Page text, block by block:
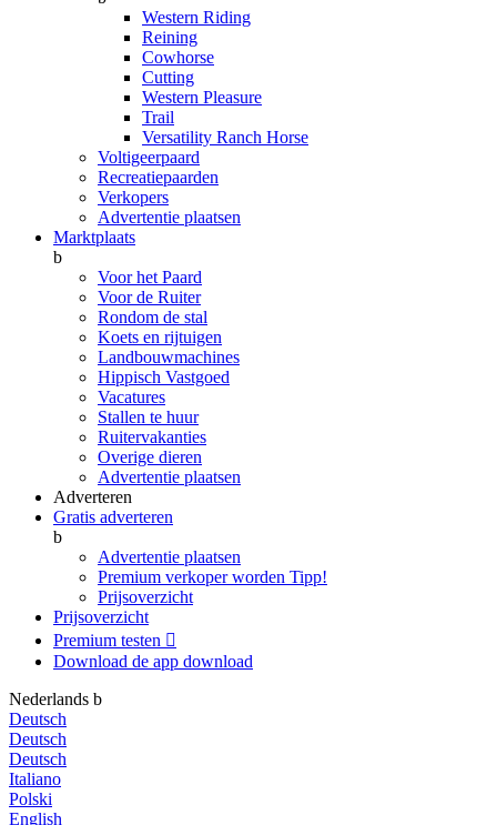
Western Riding
Reining
Cowhorse
Cutting
Western Pleasure
Trail
Versatility Ranch Horse
Voltigeerpaard
Recreatiepaarden
Verkopers
Advertentie plaatsen
Marktplaats
b
Voor het Paard
Voor de Ruiter
Rondom de stal
Koets en rijtuigen
Landbouwmachines
Hippisch Vastgoed
Vacatures
Stallen te huur
Ruitervakanties
Overige dieren
Advertentie plaatsen
Adverteren
Gratis adverteren
b
Advertentie plaatsen
Premium verkoper worden Tipp!
Prijsoverzicht
Prijsoverzicht
Premium testen 
Download de app download
Nederlands b
Deutsch
Deutsch
Deutsch
Italiano
Polski
English